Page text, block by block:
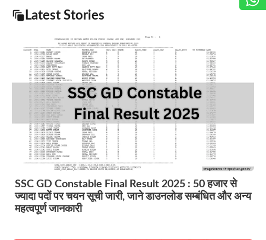
Latest Stories
SSC GD Constable Final Result 2025 : 50 हजार से
ज्यादा पदों पर चयन सूची जारी, जाने डाउनलोड सम्बंधित और अन्य
महत्वपूर्ण जानकारी